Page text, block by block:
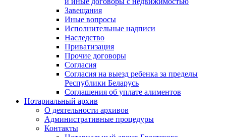
Завещания
Иные вопросы
Исполнительные надписи
Наследство
Приватизация
Прочие договоры
Согласия
Согласия на выезд ребенка за пределы
Республики Беларусь
Соглашения об уплате алиментов
Нотариальный архив
О деятельности архивов
Административные процедуры
Контакты